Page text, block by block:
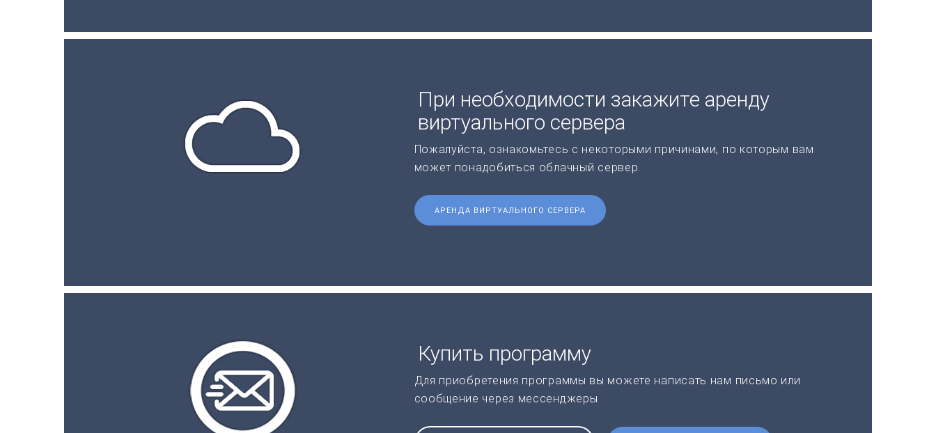
При необходимости закажите аренду
виртуального сервера
Пожалуйста, ознакомьтесь с некоторыми причинами, по которым вам
может понадобиться облачный сервер.
АРЕНДА ВИРТУАЛЬНОГО СЕРВЕРА
Купить программу
Для приобретения программы вы можете написать нам письмо или
сообщение через мессенджеры